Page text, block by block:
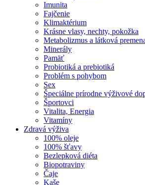
Imunita
Fajčenie
Klimaktérium
Krásne vlasy, nechty, pokožka
Metabolizmus a látková
Minerály
Pamäť
Probiotiká a prebiotiká
Problém s pohybom
Sex
Špeciálne prírodne výživové
Športovci
Vitalita, Energia
Vitamíny
Zdravá výživa
100% oleje
100% šťavy
Bezlepková diéta
Biopotraviny
Čaje
Kaše